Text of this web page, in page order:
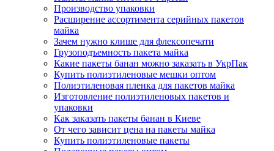
Производство упаковки
Расширение ассортимента серийных пакетов
майка
Зачем нужно клише для флексопечати
Грузоподъемность пакета майка
Какие пакеты банан можно заказать в УкрПак
Купить полиэтиленовые мешки оптом
Полиэтиленовая пленка для пакетов майка
Изготовление полиэтиленовых пакетов и
упаковки
Как заказать пакеты банан в Киеве
От чего зависит цена на пакеты майка
Купить полиэтиленовые пакеты